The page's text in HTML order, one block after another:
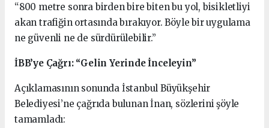
“800 metre sonra birden bire biten bu yol, bisikletliyi
akan trafiğin ortasında bırakıyor. Böyle bir uygulama
ne güvenli ne de sürdürülebilir.”
İBB’ye Çağrı: “Gelin Yerinde İnceleyin”
Açıklamasının sonunda İstanbul Büyükşehir
Belediyesi’ne çağrıda bulunan İnan, sözlerini şöyle
tamamladı: